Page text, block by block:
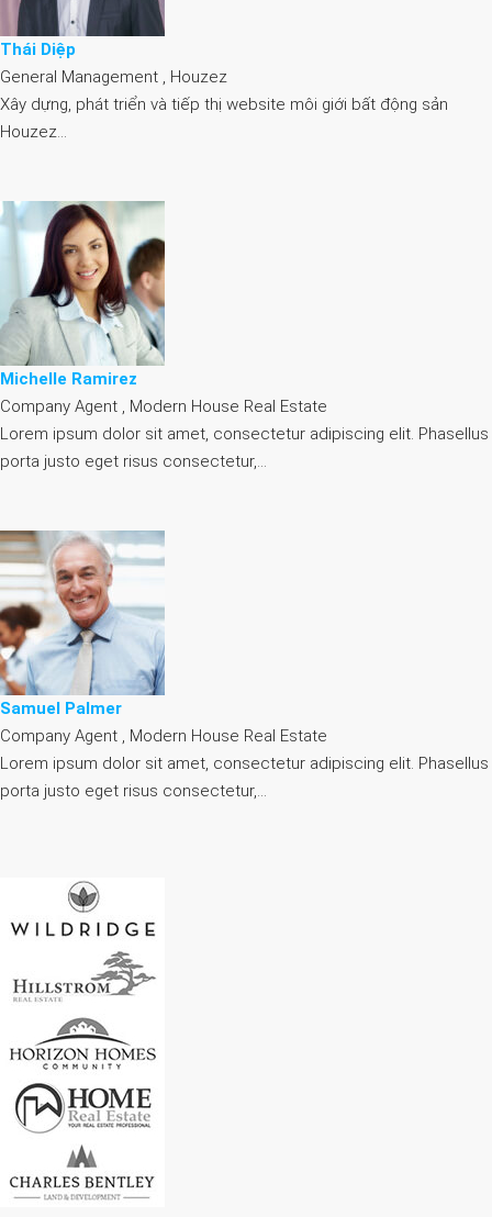
Thái Diệp
General Management , Houzez
Xây dựng, phát triển và tiếp thị website môi giới bất động sản
Houzez…
Michelle Ramirez
Company Agent , Modern House Real Estate
Lorem ipsum dolor sit amet, consectetur adipiscing elit. Phasellus
porta justo eget risus consectetur,…
Samuel Palmer
Company Agent , Modern House Real Estate
Lorem ipsum dolor sit amet, consectetur adipiscing elit. Phasellus
porta justo eget risus consectetur,…